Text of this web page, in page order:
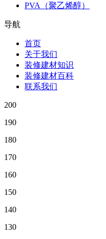
PVA（聚乙烯醇）
导航
首页
关于我们
装修建材知识
装修建材百科
联系我们
200
190
180
170
160
150
140
130